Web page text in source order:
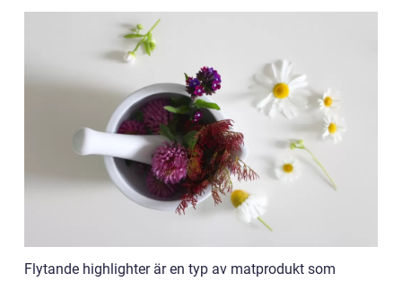
Flytande highlighter är en typ av matprodukt som